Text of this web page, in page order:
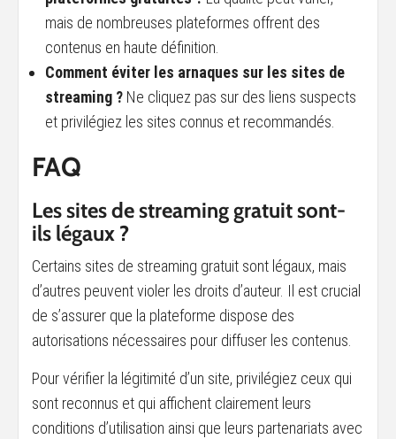
mais de nombreuses plateformes offrent des
contenus en haute définition.
Comment éviter les arnaques sur les sites de
streaming ? Ne cliquez pas sur des liens suspects
et privilégiez les sites connus et recommandés.
FAQ
Les sites de streaming gratuit sont-
ils légaux ?
Certains sites de streaming gratuit sont légaux, mais
d’autres peuvent violer les droits d’auteur. Il est crucial
de s’assurer que la plateforme dispose des
autorisations nécessaires pour diffuser les contenus.
Pour vérifier la légitimité d’un site, privilégiez ceux qui
sont reconnus et qui affichent clairement leurs
conditions d’utilisation ainsi que leurs partenariats avec